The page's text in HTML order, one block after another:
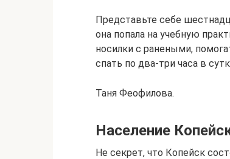
Представьте себе
она попала на учебную
носилки с ранеными,
спать по два-три часа в
Таня Феофилова.
Население
Не секрет, что Копейск